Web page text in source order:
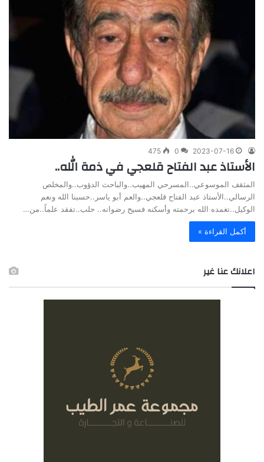
2023-07-16
0
475
الأستاذ عبد الفتاح قلعجي في ذمة الله..
المثقف الموسوعي..المسرحي المهيب..والباحث الدؤوب..والمخلص
الرسالي..الأستاذ عبد الفتاح قلعجي..والعم أبو ياسر..حسبنا الله ونعم
الوكيل..تغمده الله برحمته وأسكنه فسيح رضوانه.. حلب..تفقد علماً..من…
أكمل القراءة »
اعلانك عنا غير